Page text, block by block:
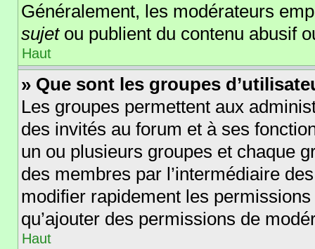
Généralement, les modérateurs
sujetou publient du contenu abusif
Haut
» Que sont les groupes
Les groupes permettent aux
des invités au forum et à ses
un ou plusieurs groupes et chaque
des membres par l’intermédiaire
modifier rapidement les
qu’ajouter des permissions de
Haut